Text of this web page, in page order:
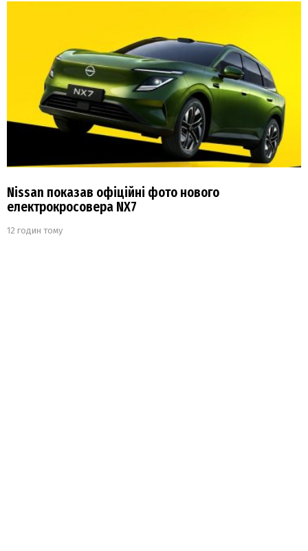
Nissan показав офіційні фото нового
електрокросовера NX7
12 годин тому